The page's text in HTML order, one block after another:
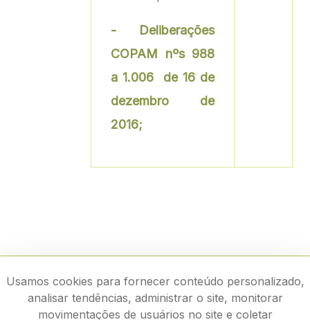
- Deliberações
COPAM nºs 988
a 1.006 de 16 de
dezembro de
2016;
Usamos cookies para fornecer conteúdo personalizado,
analisar tendências, administrar o site, monitorar
movimentações de usuários no site e coletar